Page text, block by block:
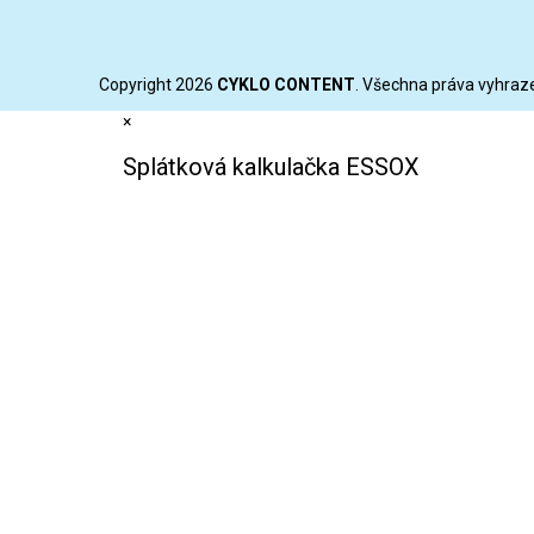
Copyright 2026 CYKLO CONTENT. Všechna práva
×
Splátková kalkulačka ESSOX